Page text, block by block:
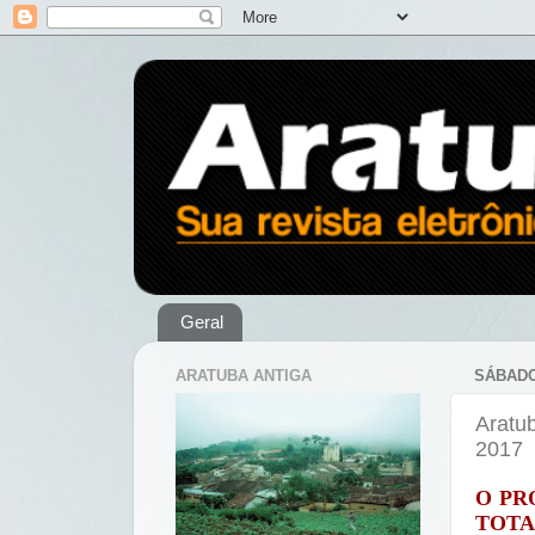
Geral
2017
O
ARATUBA ANTIGA